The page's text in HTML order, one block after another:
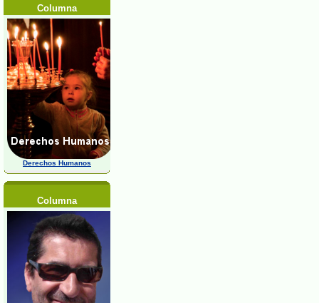
Columna
Derechos Humanos
Columna